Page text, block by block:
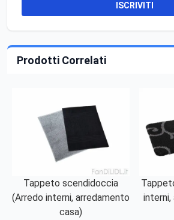
ISCRIVITI
Prodotti Correlati
Tappeto scendidoccia
(Arredo interni, arredamento
casa)
interni,